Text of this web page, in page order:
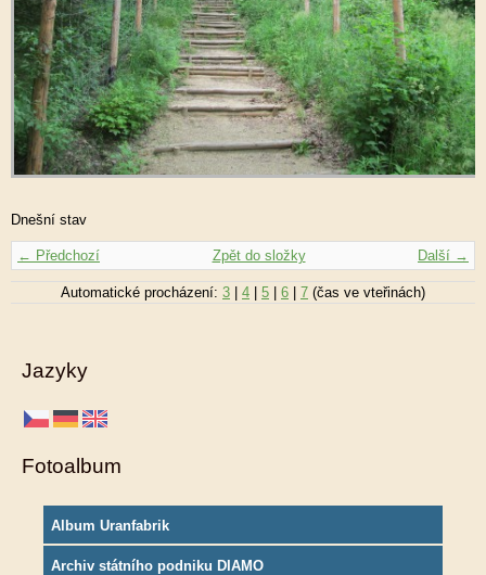
Dnešní stav
← Předchozí Další →
Zpět do složky
Automatické procházení: 3 4 5 6 7 (čas ve vteřinách)
Jazyky
Fotoalbum
Album Uranfabrik
Archiv státního podniku DIAMO